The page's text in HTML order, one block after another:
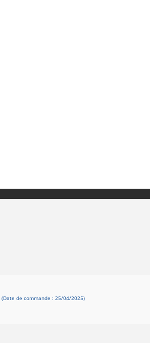
(Date de commande : 25/04/2025)